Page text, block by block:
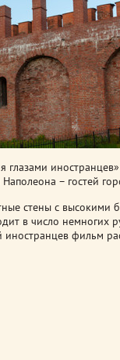
– гостей
стены с высокими
в число немногих
фильм